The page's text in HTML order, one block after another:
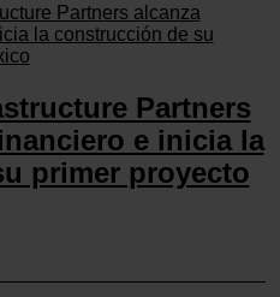
se usan para personalizar
funciones de redes
Además, compartimos
haga del sitio web con
publicidad y análisis
con otra información
de sus servicios.
Partners
e inicia la
primer proyecto